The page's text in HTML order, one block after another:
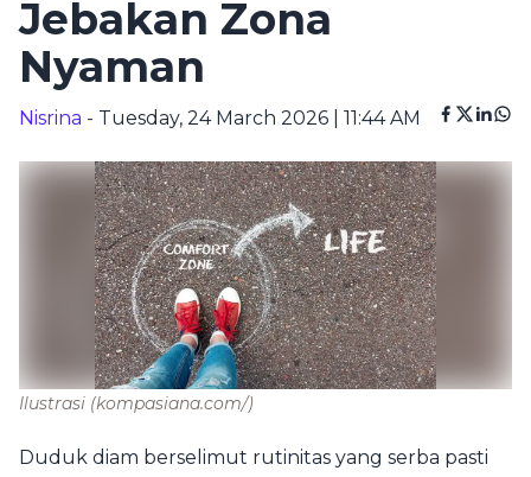
Jebakan Zona
Nyaman
Nisrina - Tuesday, 24 March 2026 | 11:44 AM
Ilustrasi (kompasiana.com/)
Duduk diam berselimut rutinitas yang serba pasti